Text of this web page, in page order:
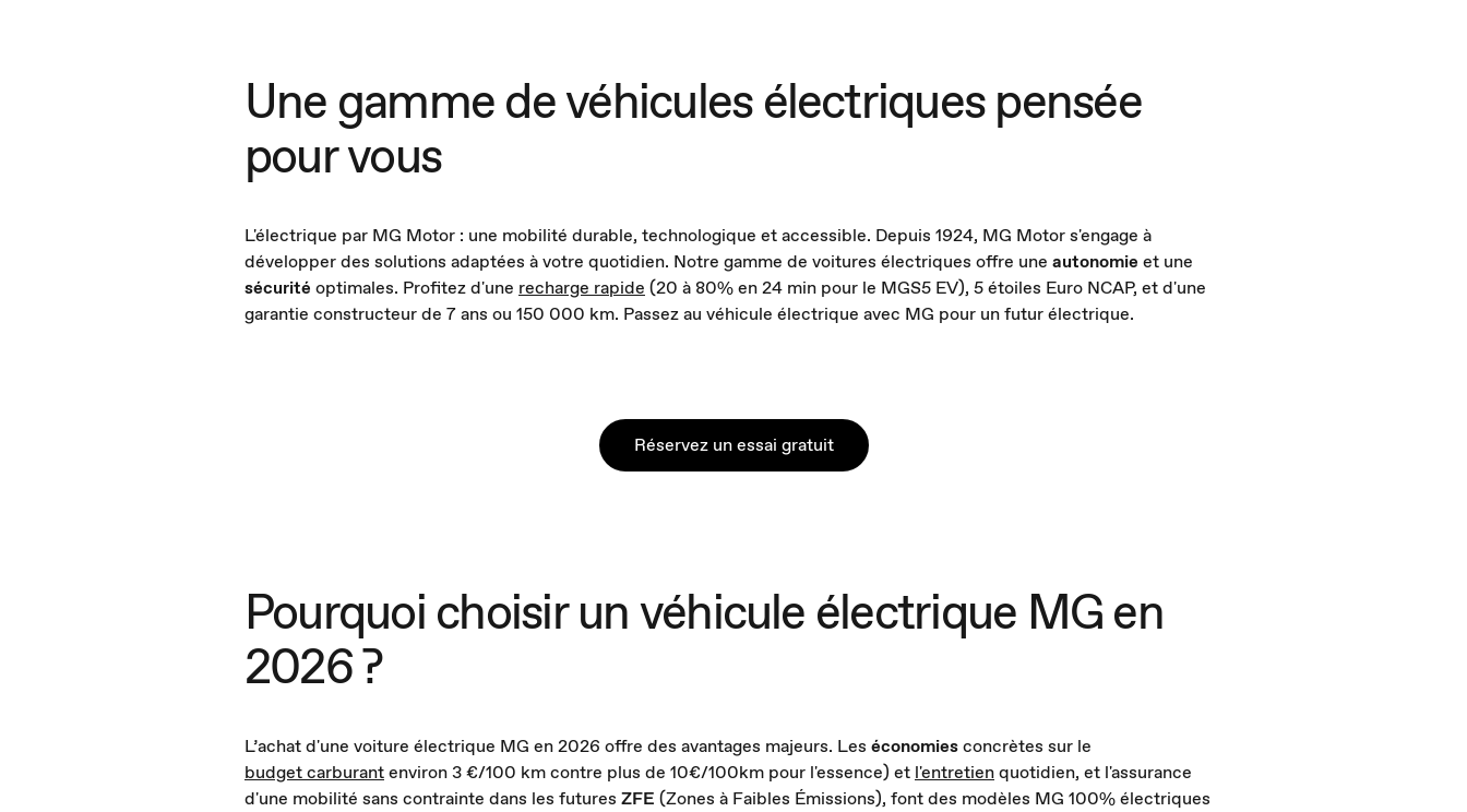
Une gamme de véhicules électriques pensée
pour vous
L'électrique par MG Motor : une mobilité durable, technologique et accessible. Depuis 1924, MG Motor s'engage à
développer des solutions adaptées à votre quotidien. Notre gamme de voitures électriques offre une autonomie et une
sécurité optimales. Profitez d'une recharge rapide (20 à 80% en 24 min pour le MGS5 EV), 5 étoiles Euro NCAP, et d'une
garantie constructeur de 7 ans ou 150 000 km. Passez au véhicule électrique avec MG pour un futur électrique.
Réservez un essai gratuit
Pourquoi choisir un véhicule électrique MG en
2026 ?
L’achat d'une voiture électrique MG en 2026 offre des avantages majeurs. Les économiesconcrètes sur le
budget carburantenviron 3 €/100 km contre plus de 10€/100km pour l'essence) et l'entretienquotidien, et l'assurance
d'une mobilité sans contrainte dans les futures ZFE (Zones à Faibles Émissions), font des modèles MG 100% électriques